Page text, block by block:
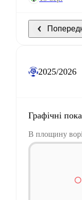
2025/2026
Графічні
В площину